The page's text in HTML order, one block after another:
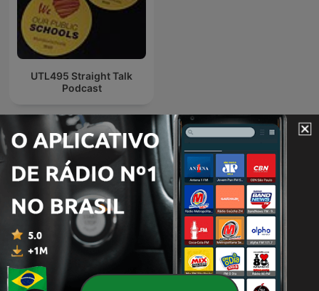
UTL495 Straight Talk
Podcast
Podcasts internacionais de Governo